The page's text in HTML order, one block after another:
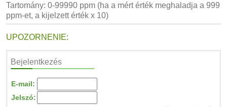
Tartomány: 0-99990 ppm (ha a mért érték meghaladja a 999
ppm-et, a kijelzett érték x 10)
UPOZORNENIE:
Bejelentkezés
E-mail:
Jelszó: